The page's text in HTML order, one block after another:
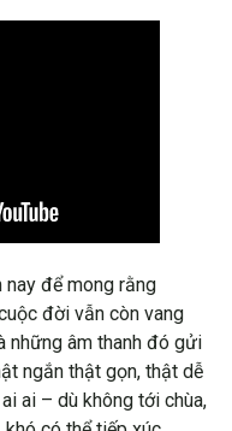
nay để mong rằng
đời vẫn còn vang
những âm thanh đó gửi
ngắn thật gọn, thật dễ
ai – dù không tới chùa,